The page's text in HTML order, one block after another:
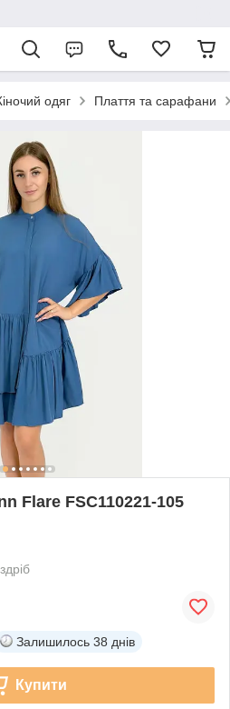
одяг Плаття та сарафани
Flare FSC110221-105
Залишилось 38 днів
Купити